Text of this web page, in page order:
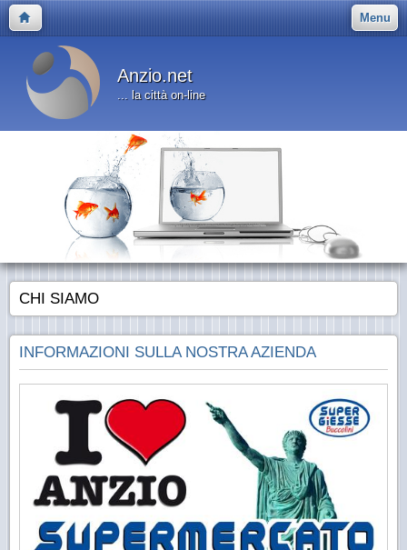
Menu
Anzio.net
... la città on-line
CHI SIAMO
INFORMAZIONI SULLA NOSTRA AZIENDA